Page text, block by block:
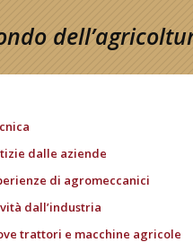
dalle aziende
di agromeccanici
dall’industria
trattori e macchine agricole